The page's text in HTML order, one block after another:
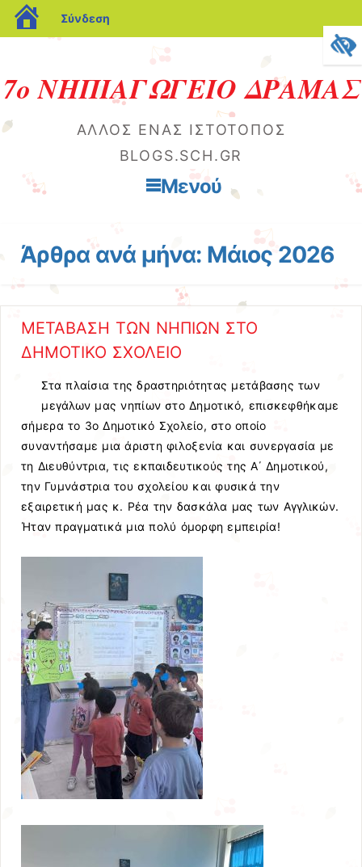
blogs.sch.gr
Σύνδεση
7ο ΝΗΠΙΑΓΩΓΕΙΟ ΔΡΑΜΑΣ
ΆΛΛΟΣ ΈΝΑΣ ΙΣΤΌΤΟΠΟΣ
BLOGS.SCH.GR
Μενού
Άρθρα ανά μήνα: Μάιος 2026
ΜΕΤΑΒΑΣΗ ΤΩΝ ΝΗΠΙΩΝ ΣΤΟ
ΔΗΜΟΤΙΚΟ ΣΧΟΛΕΙΟ
Στα πλαίσια της δραστηριότητας μετάβασης των
μεγάλων μας νηπίων στο Δημοτικό, επισκεφθήκαμε
σήμερα το 3ο Δημοτικό Σχολείο, στο οποίο
συναντήσαμε μια άριστη φιλοξενία και συνεργασία με
τη Διευθύντρια, τις εκπαιδευτικούς της Α΄ Δημοτικού,
την Γυμνάστρια του σχολείου και φυσικά την
εξαιρετική μας κ. Ρέα την δασκάλα μας των Αγγλικών.
Ήταν πραγματικά μια πολύ όμορφη εμπειρία!